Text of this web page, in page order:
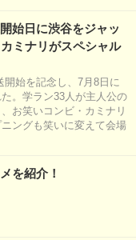
始日に渋谷をジャッ
ミナリがスペシャル
始を記念し、7月8日に
。学ラン33人が主人公の
お笑いコンビ・カミナリ
ングも笑いに変えて会場
を紹介！